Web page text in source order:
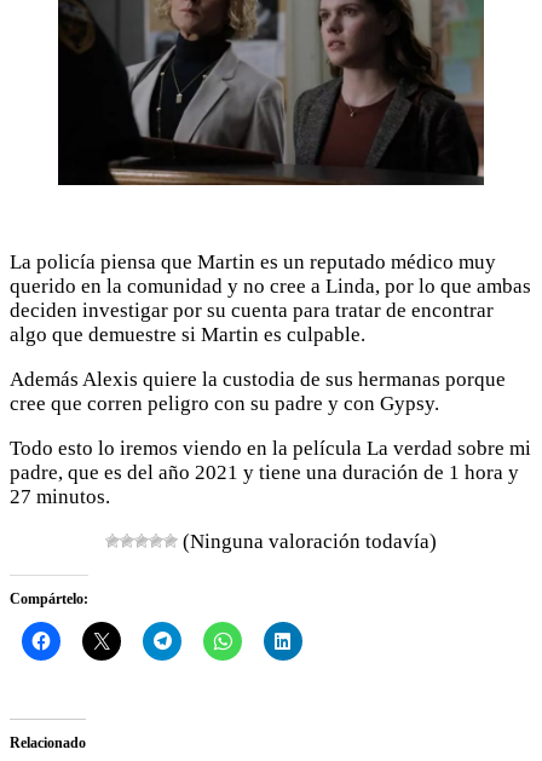
La policía piensa que Martin es un reputado médico muy
querido en la comunidad y no cree a Linda, por lo que ambas
deciden investigar por su cuenta para tratar de encontrar
algo que demuestre si Martin es culpable.
Además Alexis quiere la custodia de sus hermanas porque
cree que corren peligro con su padre y con Gypsy.
Todo esto lo iremos viendo en la película La verdad sobre mi
padre, que es del año 2021 y tiene una duración de 1 hora y
27 minutos.
(Ninguna valoración todavía)
Compártelo:
Relacionado